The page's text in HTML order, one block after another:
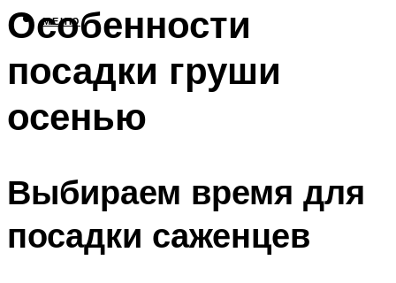
МЕНЮ
Особенности
посадки груши
осенью
Выбираем время для
посадки саженцев